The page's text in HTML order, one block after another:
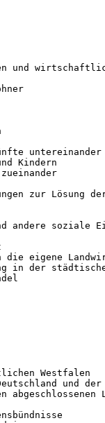
und
untereinander
Kindern
zur Lösung
andere soziale
die eigene
in der
Westfalen
und
abgeschlossenen